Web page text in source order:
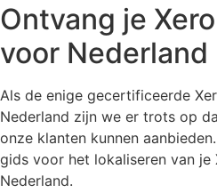
Ontvang je
voor Nederland
Als de enige gecertificeerde
Nederland zijn we er trots op
onze klanten kunnen
gids voor het lokaliseren van
Nederland.